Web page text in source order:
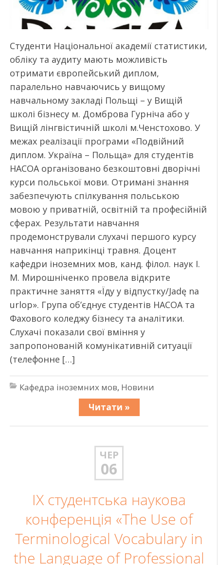
Студенти Національної академії статистики,
обліку та аудиту мають можливість
отримати європейський диплом,
паралельно навчаючись у вищому
навчальному закладі Польщі – у Вищій
школі бізнесу м. Домброва Гурніча або у
Вищій лінгвістичній школі м.Ченстохово. У
межах реалізації програми «Подвійний
диплом. Україна – Польща» для студентів
НАСОА організовано безкоштовні дворічні
курси польської мови. Отримані знання
забезпечують спілкування польською
мовою у приватній, освітній та професійній
сферах. Результати навчання
продемонстрували слухачі першого курсу
навчання наприкінці травня. Доцент
кафедри іноземних мов, канд. філол. наук І.
М. Мирошніченко провела відкрите
практичне заняття «Їду у відпустку/Jadę na
urlop». Група об’єднує студентів НАСОА та
Фахового коледжу бізнесу та аналітики.
Слухачі показали свої вміння у
запропонованій комунікативній ситуації
(телефонне […]
Кафедра іноземних мов, Новини
Читати »
ЧЕР
06
IX студентська наукова
конференція «The Use of
Terminological Vocabulary in
the Language of Professional